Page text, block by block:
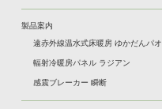
製品案内
遠赤外線温水式床暖房 ゆかだんパオ
輻射冷暖房パネル ラジアン
感震ブレーカー 瞬断